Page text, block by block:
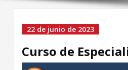
Curso de
Python
22 de junio de 2023
Curso de